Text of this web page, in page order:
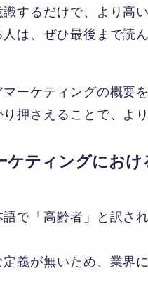
するだけで、より高
は、ぜひ最後まで読
ーケティングの概要
押さえることで、よ
ケティングにおけ
で「高齢者」と訳さ
定義が無いため、業界